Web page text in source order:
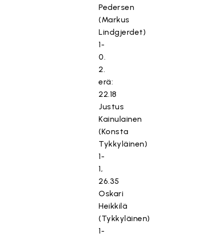
Pedersen
(Markus
Lindgjerdet)
1-
0.
2.
erä:
22.18
Justus
Kainulainen
(Konsta
Tykkyläinen)
1-
1,
26.35
Oskari
Heikkilä
(Tykkyläinen)
1-